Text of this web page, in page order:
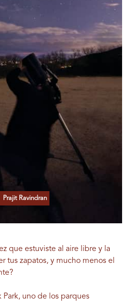
Prajit Ravindran
que estuviste al aire libre y la
tus zapatos, y mucho menos el
Park, uno de los parques